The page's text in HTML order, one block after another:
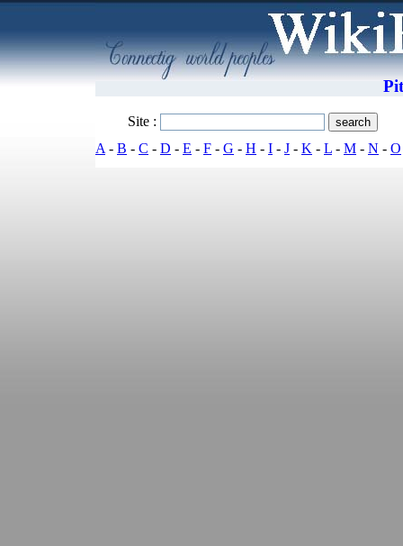
Site :
A - B - C - D - E - F - G - H - I - J - K - L - M - N - O